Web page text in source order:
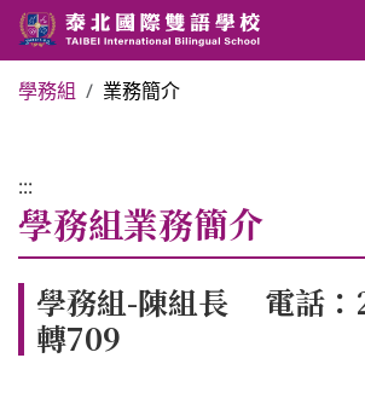
學務組 業務簡介
:::
學務組業務簡介
學務組-陳組長 電話：
轉709
榮譽榜